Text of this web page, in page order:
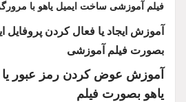
فیلم آموزشی ساخت ایمیل یاهو با
آموزش ایجاد یا فعال کردن پروفایل
بصورت فیلم آموزشی
یاهو بصورت فیلم